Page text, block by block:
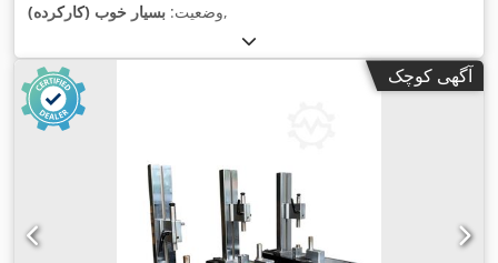
وضعیت: بسیار خوب (کارکرده) ,
آگهی کوچک